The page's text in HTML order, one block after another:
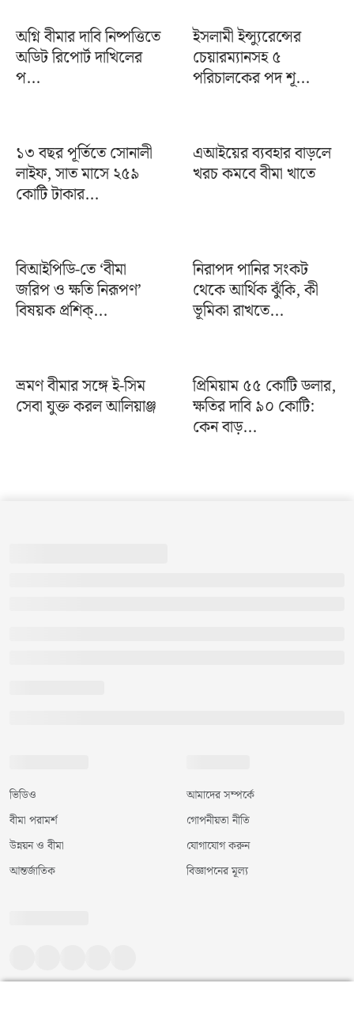
অগ্নি বীমার দাবি নিষ্পত্তিতে
অডিট রিপোর্ট দাখিলের
প...
ইসলামী ইন্স্যুরেন্সের
চেয়ারম্যানসহ ৫
পরিচালকের পদ শূ...
১৩ বছর পূর্তিতে সোনালী
লাইফ, সাত মাসে ২৫৯
কোটি টাকার...
এআইয়ের ব্যবহার বাড়লে
খরচ কমবে বীমা খাতে
বিআইপিডি-তে ‘বীমা
জরিপ ও ক্ষতি নিরূপণ’
বিষয়ক প্রশিক্...
নিরাপদ পানির সংকট
থেকে আর্থিক ঝুঁকি, কী
ভূমিকা রাখতে...
ভ্রমণ বীমার সঙ্গে ই-সিম
সেবা যুক্ত করল আলিয়াঞ্জ
প্রিমিয়াম ৫৫ কোটি ডলার,
ক্ষতির দাবি ৯০ কোটি:
কেন বাড়...
ভিডিও
বীমা পরামর্শ
উন্নয়ন ও বীমা
আন্তর্জাতিক
আমাদের সম্পর্কে
গোপনীয়তা নীতি
যোগাযোগ করুন
বিজ্ঞাপনের মূল্য